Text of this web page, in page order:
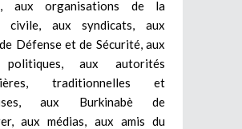
aux organisations de la
civile, aux syndicats, aux
Défense et de Sécurité, aux
aux autorités
traditionnelles et
aux Burkinabè de
aux médias, aux amis du